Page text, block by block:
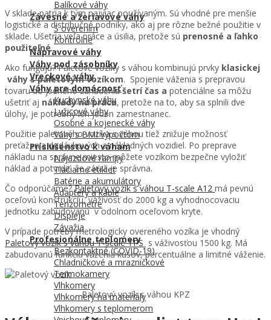
Balíkové váhy
Závesné a žeriavové váhy
S overením
Kontrolné
Nápravové váhy
Váhy pod zásobníky
Vreckové váhy
Váhy pre domácnosť
Kuchynské váhy
Lyžicové váhy
Osobné a kojenecké váhy
Váhy s BMI výpočtom
Príslušenstvo k váham
Nájazdové rampy
Tlačiarne etikiet
Batérie a akumulátory
Adaptéry a káble
Tenzometre
Displeje
Závažia
Profesionálne teplomery
Bezkontaktné (COVID-19)
Chladničkové a mrazničkové
Termokamery
Vlhkomery
Vlhkomery na materiály
Vlhkomery s teplomerom
V sklade patria k tým najviac používaným. Sú vhodné pre menšie
logistické a distribučné podniky, ako aj pre rôzne bežné použitie v
sklade. Ušetria veľa práce a úsilia, pretože sú prenosné a ľahko
použiteľné.
Ako fungujú? Paletové vozíky s váhou kombinujú prvky klasickej
váhy s paletovým vozíkom. Spojenie váženia s prepravou
tovaru do jedného zariadeniašetrí čas a potenciálne sa môžu
ušetriť aj náklady na prácu, pretože na to, aby sa splnili dve
úlohy, je potrebný len jeden zamestnanec.
Použitie paletového vozíka s váhou tiež znižuje možnosť
preťaženia dodávkových a nákladných vozidiel. Po preprave
nákladu na správne miesto môžete vozíkom bezpečne vyložiť
náklad a potvrdiť, že záťaž je správna.
Čo odporúčame?Paletový vozík s váhou T-scale A12 má pevnú
oceľovú konštrukciu, váživosť do 2000 kg a vyhodnocovaciu
jednotku zabudovanú v odolnom oceľovom kryte.
V prípade potreby metrologicky overeného vozíka je vhodný
Paletový vozík s váhou T-scale TPS s váživosťou 1500 kg. Má
zabudovanú funkciu váženia kusov, percentuálne a limitné váženie.
Paletový vozík s váhou KPZ